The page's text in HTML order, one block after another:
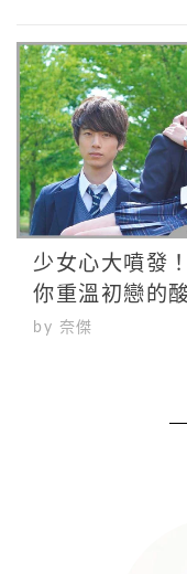
少女心大噴發
你重溫初戀的
by 奈傑